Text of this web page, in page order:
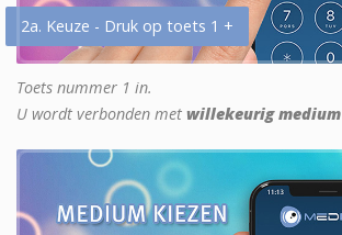
2a. Keuze - Druk op toets 1 +
Toets nummer 1 in.
U wordt verbonden met willekeurig medium